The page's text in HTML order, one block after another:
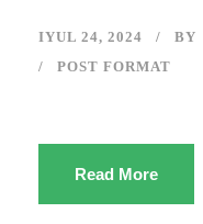
IYUL 24, 2024 BY
POST FORMAT
Read More